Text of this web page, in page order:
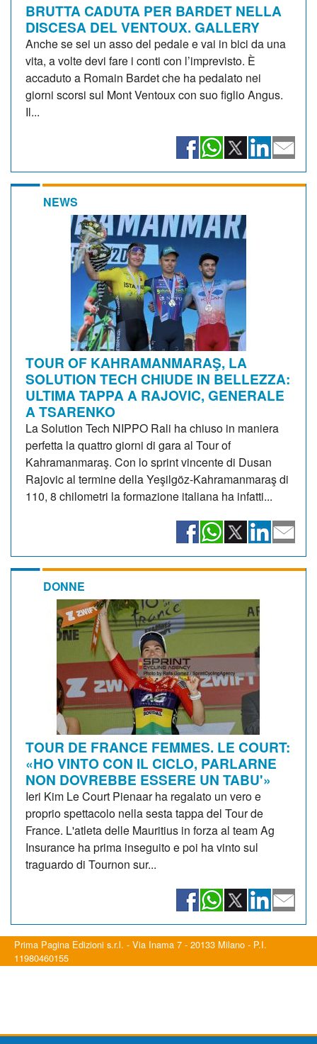
BRUTTA CADUTA PER BARDET NELLA
DISCESA DEL VENTOUX. GALLERY
Anche se sei un asso del pedale e vai in bici da una
vita, a volte devi fare i conti con l’imprevisto. È
accaduto a Romain Bardet che ha pedalato nei
giorni scorsi sul Mont Ventoux con suo figlio Angus.
Il...
NEWS
TOUR OF KAHRAMANMARAŞ, LA
SOLUTION TECH CHIUDE IN BELLEZZA:
ULTIMA TAPPA A RAJOVIC, GENERALE
A TSARENKO
La Solution Tech NIPPO Rali ha chiuso in maniera
perfetta la quattro giorni di gara al Tour of
Kahramanmaraş. Con lo sprint vincente di Dusan
Rajovic al termine della Yeşilgöz-Kahramanmaraş di
110, 8 chilometri la formazione italiana ha infatti...
DONNE
TOUR DE FRANCE FEMMES. LE COURT:
«HO VINTO CON IL CICLO, PARLARNE
NON DOVREBBE ESSERE UN TABU'»
Ieri Kim Le Court Pienaar ha regalato un vero e
proprio spettacolo nella sesta tappa del Tour de
France. L'atleta delle Mauritius in forza al team Ag
Insurance ha prima inseguito e poi ha vinto sul
traguardo di Tournon sur...
Prima Pagina Edizioni s.r.l. - Via Inama 7 - 20133 Milano - P.I.
11980460155